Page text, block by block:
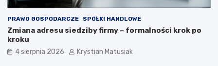
PRAWO GOSPODARCZE SPÓŁKI HANDLOWE
Zmiana adresu siedziby firmy – formalności krok po
kroku
4 sierpnia 2026 Krystian Matusiak